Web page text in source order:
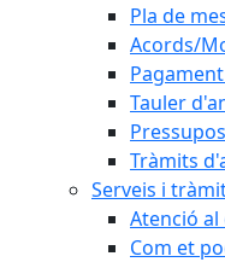
Pla de
Acords/
Tauler
Tràmits
Serveis i
Atenció al
Com et